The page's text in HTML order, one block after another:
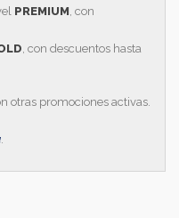
PREMIUM , con
, con descuentos hasta
otras promociones activas.